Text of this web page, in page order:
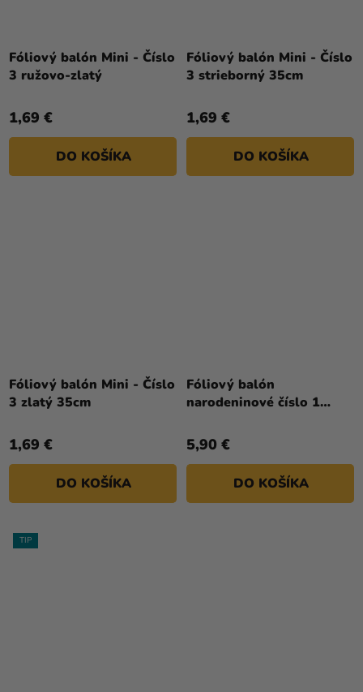
Fóliový balón Mini - Číslo
3 ružovo-zlatý
1,69 €
DO KOŠÍKA
Fóliový balón Mini - Číslo
3 strieborný 35cm
1,69 €
DO KOŠÍKA
Fóliový balón Mini - Číslo
3 zlatý 35cm
1,69 €
DO KOŠÍKA
Fóliový balón
narodeninové číslo 1
5,90 €
DO KOŠÍKA
TIP